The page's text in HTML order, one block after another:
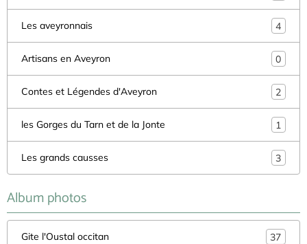
Les aveyronnais 4
Artisans en Aveyron 0
Contes et Légendes d'Aveyron 2
les Gorges du Tarn et de la Jonte 1
Les grands causses 3
Album photos
Gite l'Oustal occitan 37